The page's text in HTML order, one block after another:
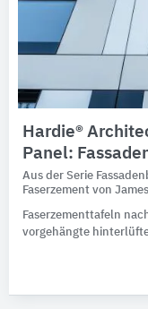
Hardie®
Panel:
Aus der Serie
Faserzement von
Faserzementtafeln
vorgehängte